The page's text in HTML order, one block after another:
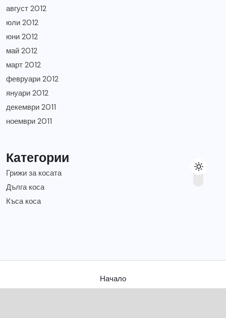
август 2012
юли 2012
юни 2012
май 2012
март 2012
февруари 2012
януари 2012
декември 2011
ноември 2011
Категории
Грижи за косата
Дълга коса
Къса коса
Начало